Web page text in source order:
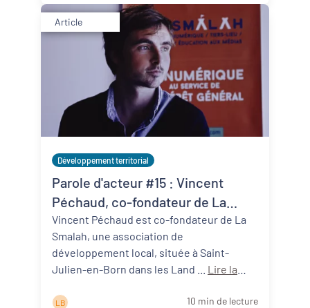
Article
Développement territorial
Parole d'acteur #15 : Vincent
Péchaud, co-fondateur de La
Smalah (40)
Vincent Péchaud est co-fondateur de La
Smalah, une association de
développement local, située à Saint-
Lire la
L B
10 min de lecture